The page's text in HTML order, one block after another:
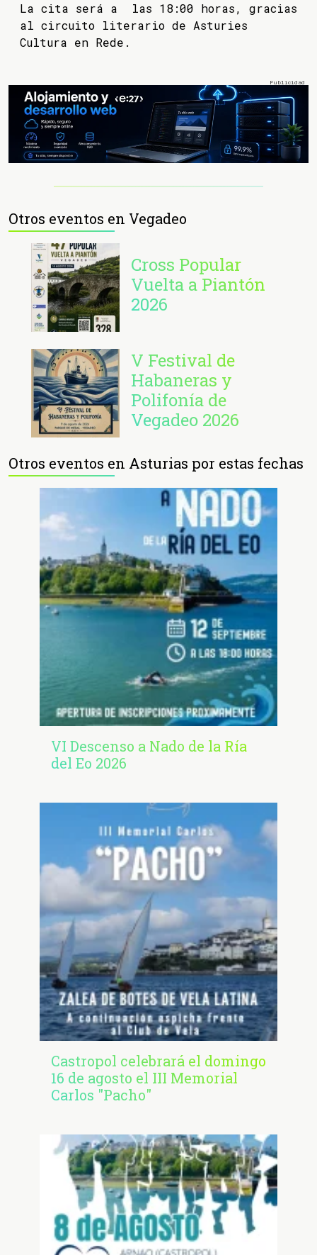
La cita será a las 18:00 horas, gracias
al circuito literario de Asturies
Cultura en Rede.
Otros eventos en Vegadeo
Cross Popular
Vuelta a Piantón
2026
V Festival de
Habaneras y
Polifonía de
Vegadeo 2026
Otros eventos en Asturias por estas fechas
VI Descenso a Nado de la Ría
del Eo 2026
Castropol celebrará el domingo
16 de agosto el III Memorial
Carlos "Pacho"